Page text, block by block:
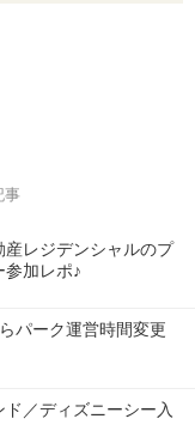
事
レジデンシャルのプ
参加レポ♪
パーク運営時間変更
／ディズニーシー入